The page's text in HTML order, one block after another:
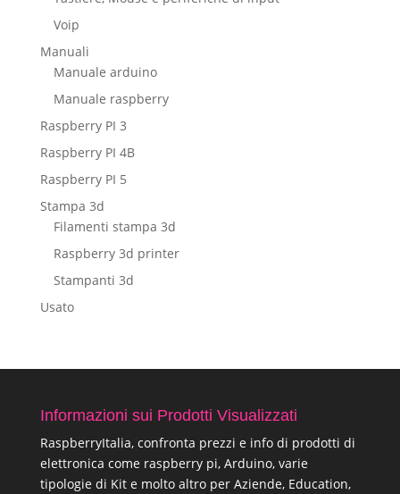
Voip
Manuali
Manuale arduino
Manuale raspberry
Raspberry PI 3
Raspberry PI 4B
Raspberry PI 5
Stampa 3d
Filamenti stampa 3d
Raspberry 3d printer
Stampanti 3d
Usato
Informazioni sui Prodotti Visualizzati
RaspberryItalia, confronta prezzi e info di prodotti di
elettronica come raspberry pi, Arduino, varie
tipologie di Kit e molto altro per Aziende, Education,